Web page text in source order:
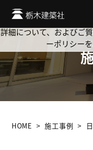
HOME 施工事例
Cookie を使用して、お
か? 当社ではお客様のプ
詳細について、およびご
ーポリシー